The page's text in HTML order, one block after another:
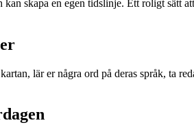
kan skapa en egen tidslinje. Ett roligt sätt
lär er några ord på deras språk, ta